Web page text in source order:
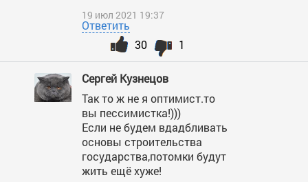
19 июл 2021 19:37
Ответить
1
30
Сергей Кузнецов
Так то ж не я оптимист.то
вы пессимистка!)))
Если не будем вдадбливать
основы строительства
государства,потомки будут
жить ещё хуже!